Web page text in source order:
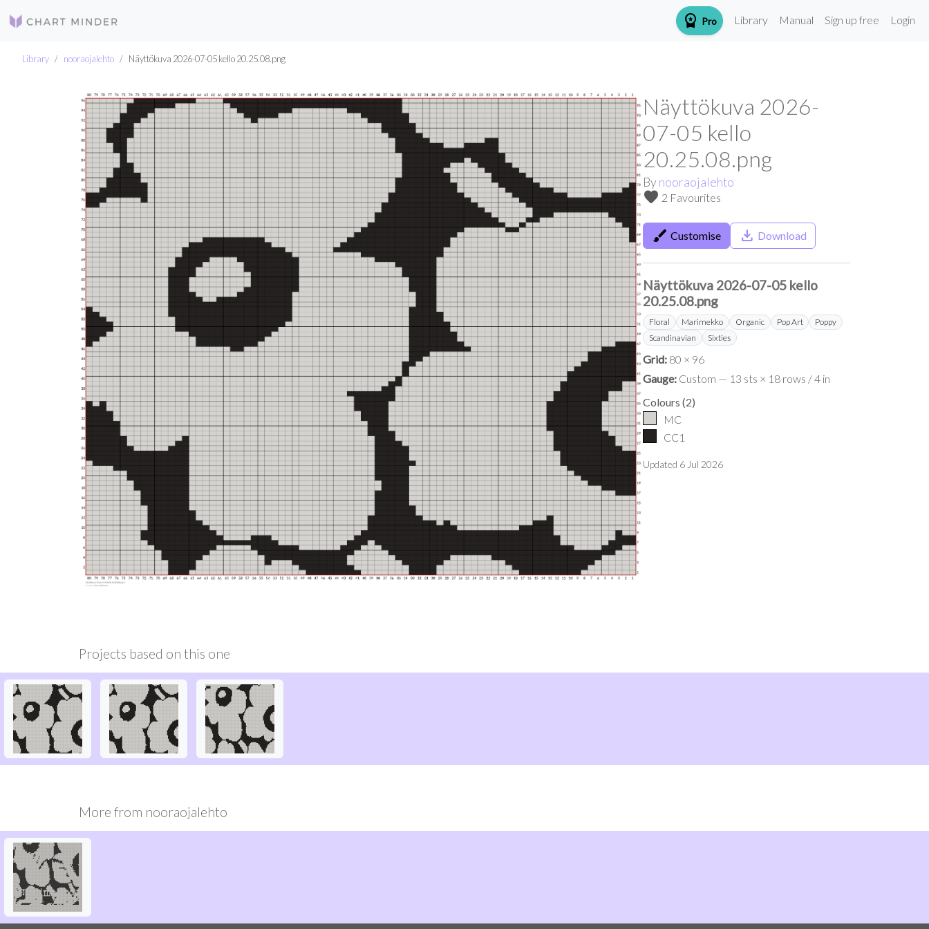
workspace_premium Pro Library Manual Sign up free Login
Library nooraojalehto Näyttökuva 2026-07-05 kello 20.25.08.png
Näyttökuva 2026-
07-05 kello
20.25.08.png
By nooraojalehto
favorite 2 Favourites
brush Customise save_alt Download
Näyttökuva 2026-07-05 kello
20.25.08.png
Floral Marimekko Organic Pop Art
Poppy
Scandinavian
Sixties
Grid: 80 × 96
Gauge: Custom — 13 sts × 18 rows / 4 in
Colours (2)
MC
CC1
Updated 6 Jul 2026
Projects based on this one
More from nooraojalehto